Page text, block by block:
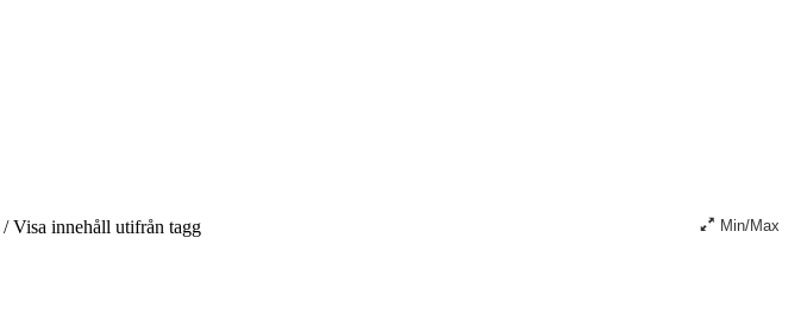
/Visa innehåll utifrån tagg Min/Max